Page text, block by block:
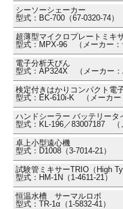
シーソーシェーカー
型式：BC-700（67-0320-74
超薄型マイクロプレートミキ
型式：MPX-96 （メーカー：
電子分析天びん
型式：AP324X （メーカー：
検定付きはかりコンパクト電
型式：EK-610i-K （メーカー
ハンドシーラー バッテリータ
型式：KL-196／83007187 （
卓上小型遠心機
型式：D1008（3-7014-21）
試験管ミキサーTRIO（High
型式：HM-1N（1-4611-21）
恒温水槽 サーマルロボ
型式：TR-1α（1-5832-41）